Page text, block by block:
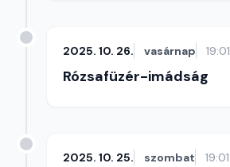
2025. 10. 26. vasárnap 19:01
Rózsafüzér-imádság
2025. 10. 25. szombat 19:01